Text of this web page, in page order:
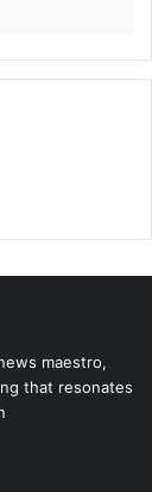
maestro,
that resonates